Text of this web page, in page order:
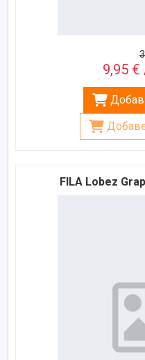
9,95 €
FILA Lobez